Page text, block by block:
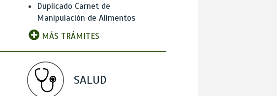
Duplicado Carnet de
Manipulación de Alimentos
MÁS TRÁMITES
SALUD